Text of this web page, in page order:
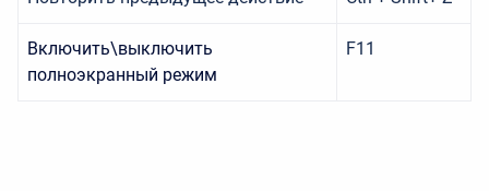
Включить\выключить
полноэкранный режим
F11